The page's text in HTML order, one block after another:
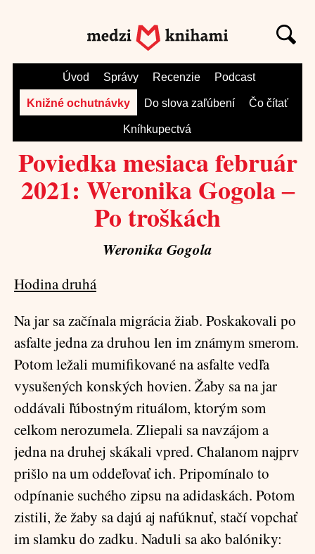
Úvod Správy Recenzie Podcast
Knižné ochutnávky Do slova zaľúbení Čo čítať
Kníhkupectvá
Poviedka mesiaca február
2021: Weronika Gogola ‒
Po troškách
Weronika Gogola
Hodina druhá
Na jar sa začínala migrácia žiab. Poskakovali po
asfalte jedna za druhou len im známym smerom.
Potom ležali mumifikované na asfalte vedľa
vysušených konských hovien. Žaby sa na jar
oddávali ľúbostným rituálom, ktorým som
celkom nerozumela. Zliepali sa navzájom a
jedna na druhej skákali vpred. Chalanom najprv
prišlo na um oddeľovať ich. Pripomínalo to
odpínanie suchého zipsu na adidaskách. Potom
zistili, že žaby sa dajú aj nafúknuť, stačí vopchať
im slamku do zadku. Naduli sa ako balóniky: